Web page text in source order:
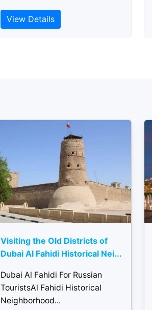
View Details
Visiting the Old Districts of
Dubai Al Fahidi Historical Nei...
Dubai Al Fahidi For Russian
TouristsAl Fahidi Historical
Neighborhood...